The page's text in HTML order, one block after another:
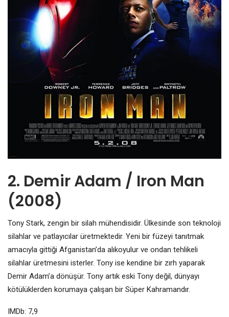
2. Demir Adam / Iron Man
(2008)
Tony Stark, zengin bir silah mühendisidir. Ülkesinde son teknoloji
silahlar ve patlayıcılar üretmektedir. Yeni bir füzeyi tanıtmak
amacıyla gittiği Afganistan’da alıkoyulur ve ondan tehlikeli
silahlar üretmesini isterler. Tony ise kendine bir zırh yaparak
Demir Adam’a dönüşür. Tony artık eski Tony değil, dünyayı
kötülüklerden korumaya çalışan bir Süper Kahramandır.
IMDb: 7,9